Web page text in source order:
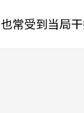
常受到当局